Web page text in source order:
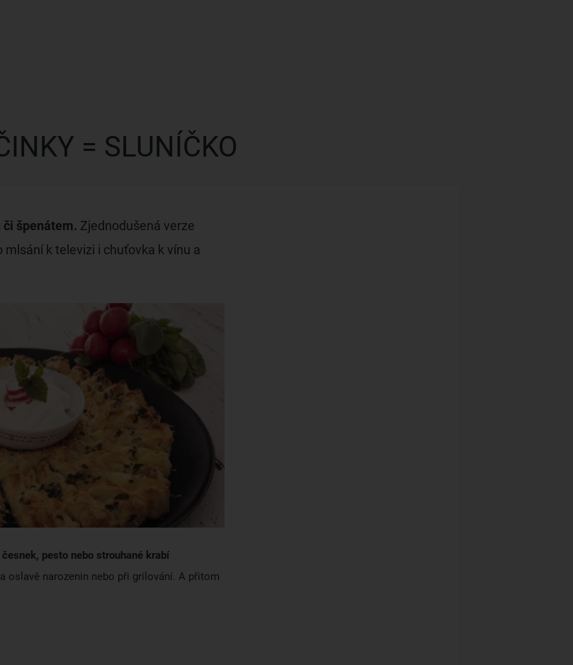
= SLUNÍČKO
či špenátem. Zjednodušená verze
k televizi i chuťovka k vínu a
pesto nebo strouhané krabí
oslavě narozenin nebo při grilování. A přitom